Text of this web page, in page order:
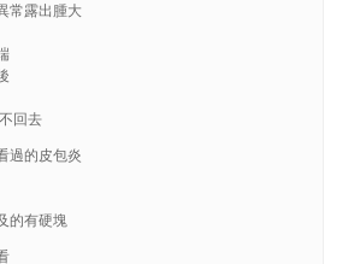
常露出腫大
回去
過的皮包炎
的有硬塊